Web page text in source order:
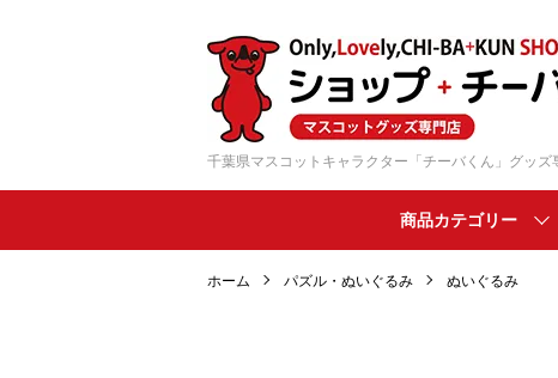
千葉県マスコットキャラクター「チーバくん」グッズ
商品カテゴリー
ホーム パズル・ぬいぐるみ ぬいぐるみ